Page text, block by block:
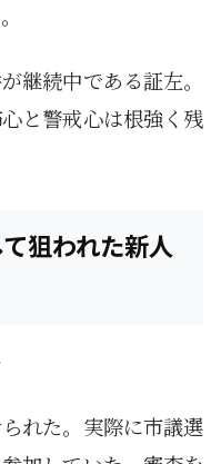
継続中である証左。
と警戒心は根強く残
狙われた新人
れた。実際に市議選